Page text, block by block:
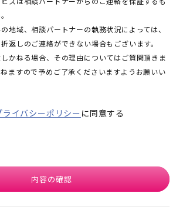
地域、相談パートナーの執務状況によっては、
返しのご連絡ができない場合もございます。
かねる場合、その理由についてはご質問頂きま
ますので予めご了承くださいますようお願いい
ライバシーポリシー に同意する
内容の確認